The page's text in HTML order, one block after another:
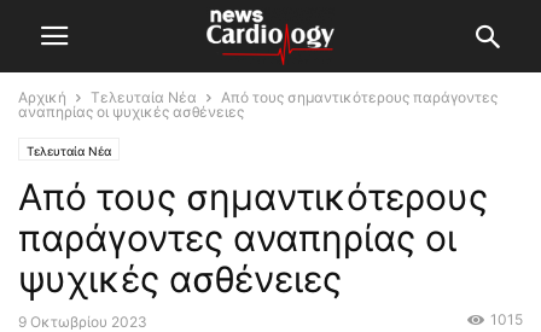
Αρχική Τελευταία Νέα
Από τους σημαντικότερους παράγοντες
αναπηρίας οι ψυχικές ασθένειες
Τελευταία Νέα
Από τους σημαντικότερους
παράγοντες αναπηρίας οι
ψυχικές ασθένειες
9 Οκτωβρίου 2023 1015